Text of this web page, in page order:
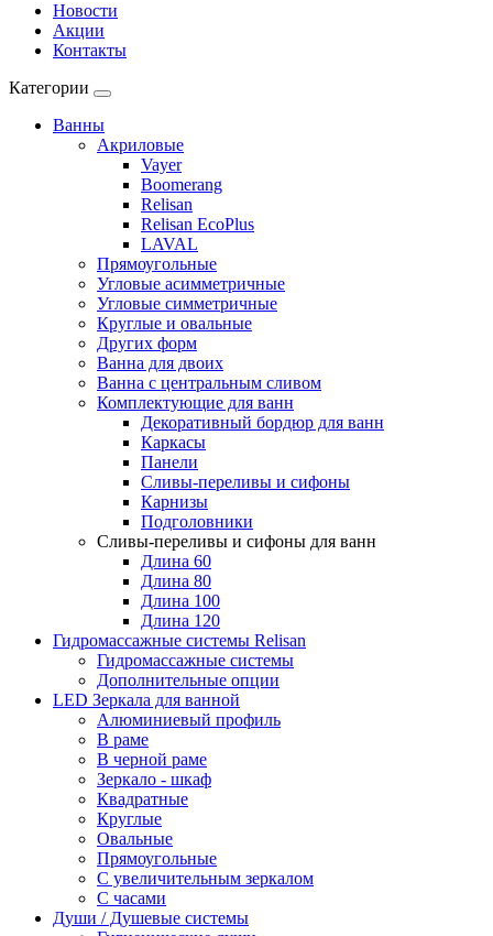
Новости
Акции
Контакты
Категории
Ванны
Акриловые
Vayer
Boomerang
Relisan
Relisan EcoPlus
LAVAL
Прямоугольные
Угловые асимметричные
Угловые симметричные
Круглые и овальные
Других форм
Ванна для двоих
Ванна с центральным сливом
Комплектующие для ванн
Декоративный бордюр для ванн
Каркасы
Панели
Сливы-переливы и сифоны
Карнизы
Подголовники
Сливы-переливы и сифоны для ванн
Длина 60
Длина 80
Длина 100
Длина 120
Гидромассажные системы Relisan
Гидромассажные системы
Дополнительные опции
LED Зеркала для ванной
Алюминиевый профиль
В раме
В черной раме
Зеркало - шкаф
Квадратные
Круглые
Овальные
Прямоугольные
С увеличительным зеркалом
С часами
Души / Душевые системы